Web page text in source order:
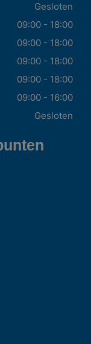
Gesloten
09:00 - 18:00
09:00 - 18:00
09:00 - 18:00
09:00 - 18:00
09:00 - 16:00
Gesloten